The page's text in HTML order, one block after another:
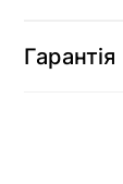
Гарантія